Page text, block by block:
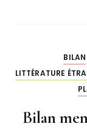
BILAN
LITTÉRATURE
Bilan